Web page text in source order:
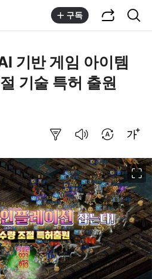
구독
기반 게임 아이템
기술 특허 출원